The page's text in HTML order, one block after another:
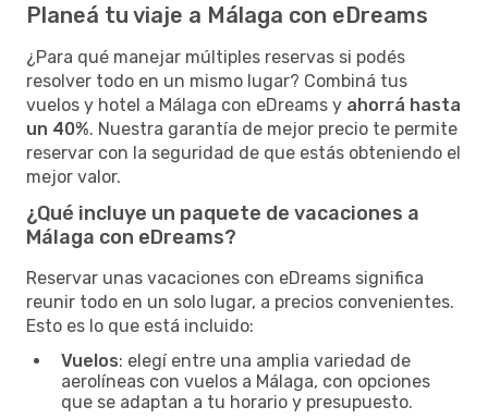
Planeá tu viaje a Málaga con eDreams
¿Para qué manejar múltiples reservas si podés
resolver todo en un mismo lugar? Combiná tus
vuelos y hotel a Málaga con eDreams y ahorrá hasta
un 40%. Nuestra garantía de mejor precio te permite
reservar con la seguridad de que estás obteniendo el
mejor valor.
¿Qué incluye un paquete de vacaciones a
Málaga con eDreams?
Reservar unas vacaciones con eDreams significa
reunir todo en un solo lugar, a precios convenientes.
Esto es lo que está incluido:
Vuelos: elegí entre una amplia variedad de
aerolíneas con vuelos a Málaga, con opciones
que se adaptan a tu horario y presupuesto.